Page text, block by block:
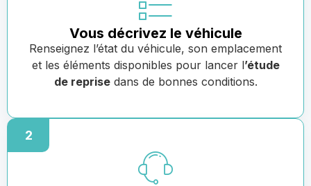
Vous décrivez le véhicule
Renseignez l’état du véhicule, son emplacement
et les éléments disponibles pour lancer l’étude
de reprisedans de bonnes conditions.
2